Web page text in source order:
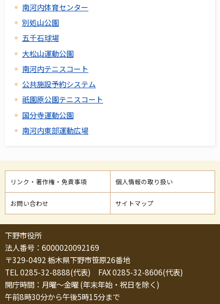
南河内体育センター
別処山公園
五千石球場
大松山運動公園
南河内テニスコート
公共施設予約システム
祇園原公園テニスコート
国分寺運動公園
南河内東部運動広場
リンク・著作権・免責事項 個人情報の取り扱い
お問い合わせ サイトマップ
下野市役所
法人番号：6000020092169
〒329-0492 栃木県下野市笹原26番地
TEL 0285-32-8888(代表) FAX 0285-32-8606(代表)
開庁時間：月曜～金曜 (年末年始・祝日を除く)
午前8時30分から午後5時15分まで